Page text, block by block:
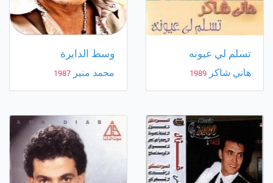
تسلم لي عيونه
هاني شاكر 1989
وسط الدايرة
محمد منير 1987